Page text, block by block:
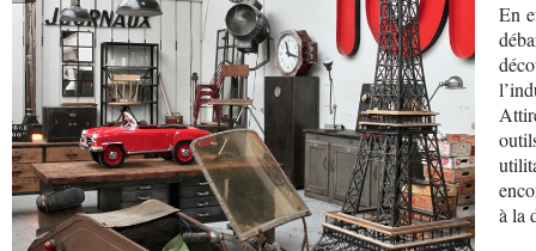
En
à la